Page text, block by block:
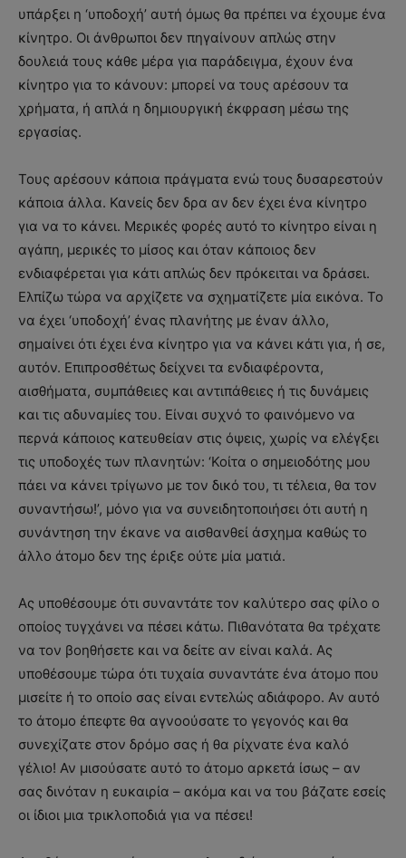
υπάρξει η ‘υποδοχή’ αυτή όμως θα πρέπει να έχουμε ένα
κίνητρο. Οι άνθρωποι δεν πηγαίνουν απλώς στην
δουλειά τους κάθε μέρα για παράδειγμα, έχουν ένα
κίνητρο για το κάνουν: μπορεί να τους αρέσουν τα
χρήματα, ή απλά η δημιουργική έκφραση μέσω της
εργασίας.
Τους αρέσουν κάποια πράγματα ενώ τους δυσαρεστούν
κάποια άλλα. Κανείς δεν δρα αν δεν έχει ένα κίνητρο
για να το κάνει. Μερικές φορές αυτό το κίνητρο είναι η
αγάπη, μερικές το μίσος και όταν κάποιος δεν
ενδιαφέρεται για κάτι απλώς δεν πρόκειται να δράσει.
Ελπίζω τώρα να αρχίζετε να σχηματίζετε μία εικόνα. Το
να έχει ‘υποδοχή’ ένας πλανήτης με έναν άλλο,
σημαίνει ότι έχει ένα κίνητρο για να κάνει κάτι για, ή σε,
αυτόν. Επιπροσθέτως δείχνει τα ενδιαφέροντα,
αισθήματα, συμπάθειες και αντιπάθειες ή τις δυνάμεις
και τις αδυναμίες του. Είναι συχνό το φαινόμενο να
περνά κάποιος κατευθείαν στις όψεις, χωρίς να ελέγξει
τις υποδοχές των πλανητών: ‘Κοίτα ο σημειοδότης μου
πάει να κάνει τρίγωνο με τον δικό του, τι τέλεια, θα τον
συναντήσω!’, μόνο για να συνειδητοποιήσει ότι αυτή η
συνάντηση την έκανε να αισθανθεί άσχημα καθώς το
άλλο άτομο δεν της έριξε ούτε μία ματιά.
Ας υποθέσουμε ότι συναντάτε τον καλύτερο σας φίλο ο
οποίος τυγχάνει να πέσει κάτω. Πιθανότατα θα τρέχατε
να τον βοηθήσετε και να δείτε αν είναι καλά. Ας
υποθέσουμε τώρα ότι τυχαία συναντάτε ένα άτομο που
μισείτε ή το οποίο σας είναι εντελώς αδιάφορο. Αν αυτό
το άτομο έπεφτε θα αγνοούσατε το γεγονός και θα
συνεχίζατε στον δρόμο σας ή θα ρίχνατε ένα καλό
γέλιο! Αν μισούσατε αυτό το άτομο αρκετά ίσως – αν
σας δινόταν η ευκαιρία – ακόμα και να του βάζατε εσείς
οι ίδιοι μια τρικλοποδιά για να πέσει!